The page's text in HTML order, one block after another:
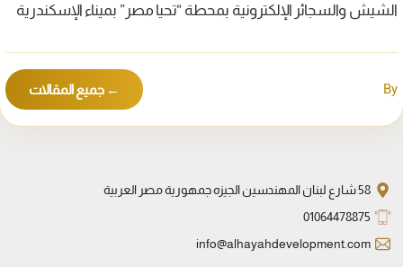
الشيش والسجائر الإلكترونية بمحطة “تحيا مصر” بميناء الإسكندرية
By ← جميع المقالات
58 شارع لبنان المهندسين الجيزه جمهورية مصر العربية
01064478875
info@alhayahdevelopment.com